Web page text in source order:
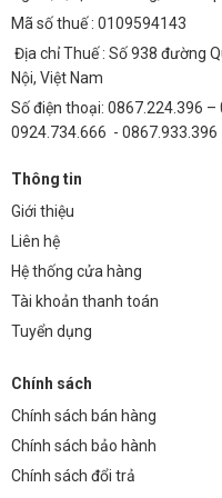
Tuổi thọ 50.000 giờ
Chi phí thay
thế
Thấp (ít
Tiết kiệm điện
Cao hơn
nước 36W (TDLAN-D36) giúp
trong dài hạn.
6. Câu hỏi thường gặp
1. Đèn LED âm nước
Đèn được thiết kế với hệ thống
viên chuyên nghiệp.
2. Đèn có thể hoạt
nước mặn không?
Mã số thuế : 0109594143
Địa chỉ Thuế : Số 938 đường
Nội, Việt Nam
Số điện thoại: 0867.224.396
0924.734.666 - 0867.933.396
Thông tin
Giới thiệu
Liên hệ
Hệ thống cửa hàng
Tài khoản thanh toán
Tuyển dụng
Chính sách
Chính sách bán hàng
Chính sách bảo hành
Chính sách đổi trả